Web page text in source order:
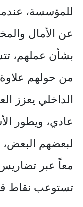
للمؤسسة،
عن الأمال
بشأن عملهم،
من حولهم
الداخلي يعزز
عادي، ويطور
لبعضهم البعض،
معاً عبر
تستوعب نقاط